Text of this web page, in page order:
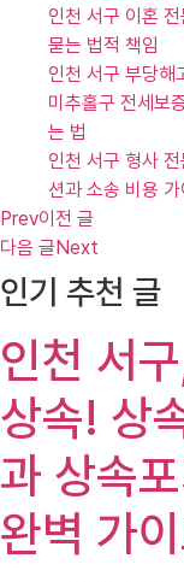
인천 서구 이혼
묻는 법적 책임
인천 서구 부당해
미추홀구 전세보
는 법
인천 서구 형사
션과 소송 비용 가
Prev이전 글
다음 글Next
인기 추천 글
인천 서
상속! 상
과 상속
완벽 가